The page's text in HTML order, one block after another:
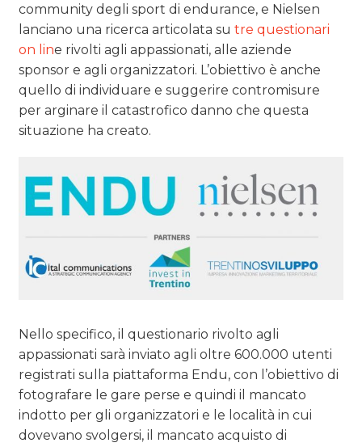
community degli sport di endurance, e Nielsen
lanciano una ricerca articolata sutre questionari
on line rivolti agli appassionati, alle aziende
sponsor e agli organizzatori. L’obiettivo è anche
quello di individuare e suggerire contromisure
per arginare il catastrofico danno che questa
situazione ha creato.
Nello specifico, il questionario rivolto agli
appassionati sarà inviato agli oltre 600.000 utenti
registrati sulla piattaforma Endu, con l’obiettivo di
fotografare le gare perse e quindi il mancato
indotto per gli organizzatori e le località in cui
dovevano svolgersi, il mancato acquisto di